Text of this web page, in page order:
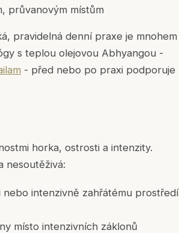
průvanovým místům
pravidelná denní praxe je mnohem
s teplou olejovou Abhyangou -
- před nebo po praxi podporuje
horka, ostrosti a intenzity.
nesoutěživá:
intenzivně zahřátému prostředí
místo intenzivních záklonů